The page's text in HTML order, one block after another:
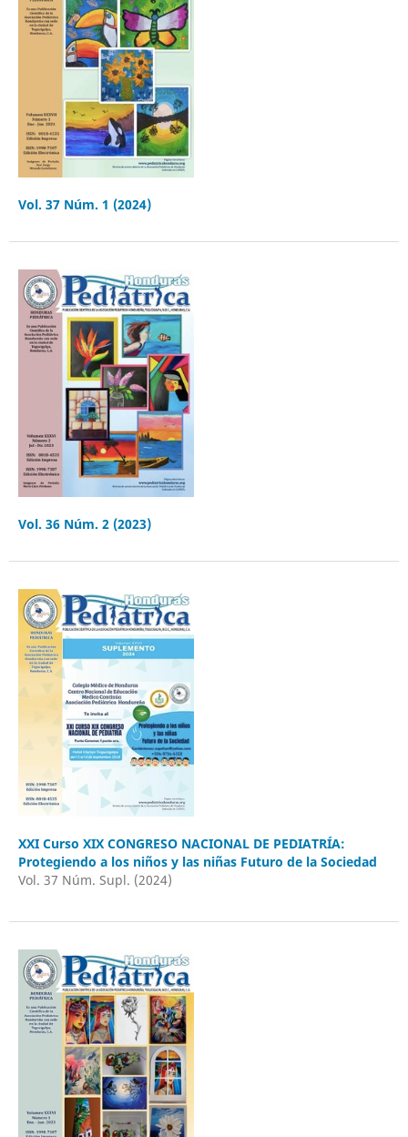
Vol. 37 Núm. 1 (2024)
Vol. 36 Núm. 2 (2023)
XXI Curso XIX CONGRESO NACIONAL DE PEDIATRÍA:
Protegiendo a los niños y las niñas Futuro de la Sociedad
Vol. 37 Núm. Supl. (2024)